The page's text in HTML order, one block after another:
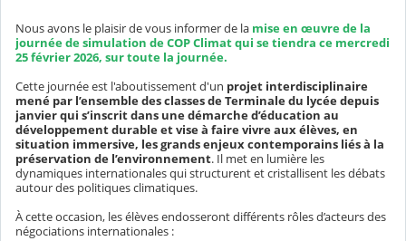
Nous avons le plaisir de vous informer de la mise en œuvre de la
journée de simulation de COP Climat qui se tiendra ce mercredi
25 février 2026, sur toute la journée.
Cette journée est l'aboutissement d'un projet interdisciplinaire
mené par l’ensemble des classes de Terminale du lycée depuis
janvier qui s’inscrit dans une démarche d’éducation au
développement durable et vise à faire vivre aux élèves, en
situation immersive, les grands enjeux contemporains liés à la
préservation de l’environnement. Il met en lumière les
dynamiques internationales qui structurent et cristallisent les débats
autour des politiques climatiques.
À cette occasion, les élèves endosseront différents rôles d’acteurs des
négociations internationales :